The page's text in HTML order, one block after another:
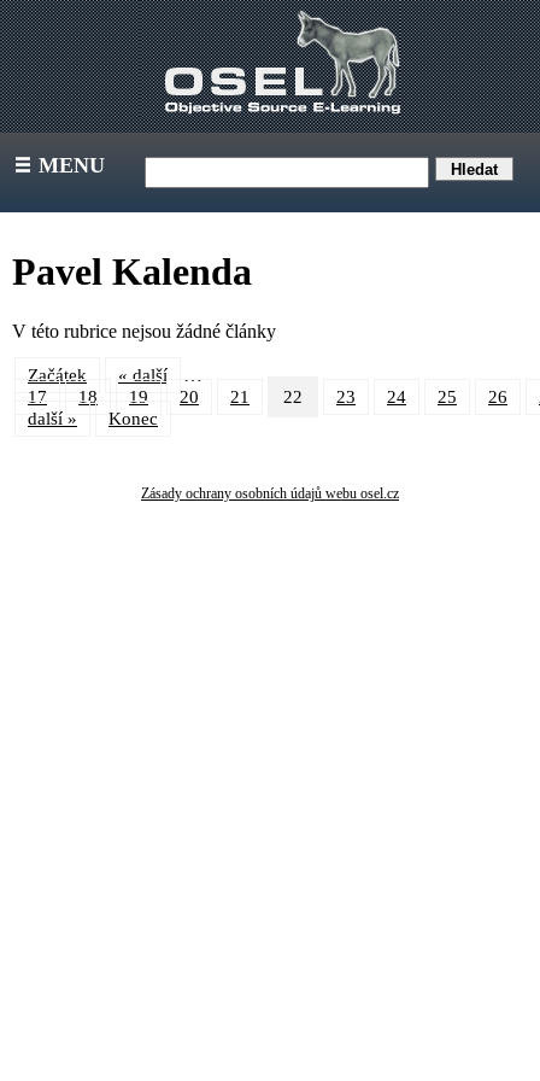
III MENU
Pavel Kalenda
V této rubrice nejsou žádné články
Začátek « další
17 18 19 20 21 22 23 24 25 26
další »
Konec
Zásady ochrany osobních údajů webu osel.cz